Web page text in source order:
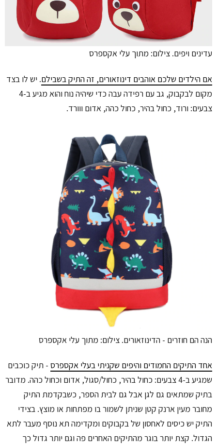
עדינים ויפים. צילום: מתוך עלי אקספרס
אם הילדים שלכם אוהבים דינוזאורים, זה התיק בשבילם. יש לו בצד
מקום לבקבוק, גב עם רפידה עבה כדי שיהיה נוח והוא מגיע ב-4
צבעים: ורוד, כחול בהיר, כחול כהה, אדום ווורד.
הנה הם חוזרים - הדינוזאורים. צילום: מתוך עלי אקספרס
אחד התיקים החמודים והיפים שקניתי בעלי אקספרס - תיק כוכבים
שמגיע ב-4 צבעים: כחול בהיר, כחול/סגול, אדום וכחול כהה. מדובר
בתיק שמתאים גם לגן אבל גם לבית הספר, כשבקדמת התיק
מחובר מעין ארנק קטן שניתן לשמור בו מפתחות או מוצץ. בצידי
התיק יש כיסים לאחסון של בקבוקים ומקדימה תא נוסף מעבר לתא
הגדול. קצת יותר בוגר מהתיקים האחרים פה וגם יותר גדול כך